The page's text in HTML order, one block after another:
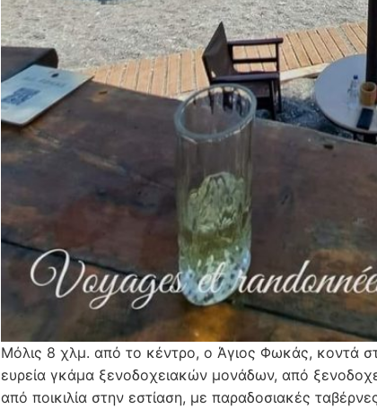
Μόλις 8 χλμ. από το κέντρο, ο Άγιος Φωκάς, κοντά
ευρεία γκάμα ξενοδοχειακών μονάδων, από
από ποικιλία στην εστίαση, με παραδοσιακές